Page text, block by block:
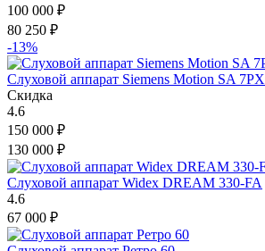
100 000 ₽
80 250 ₽
-13%
Слуховой аппарат Siemens Motion SA 7PX
Скидка
4.6
150 000 ₽
130 000 ₽
Слуховой аппарат Widex DREAM 330-FA
4.6
67 000 ₽